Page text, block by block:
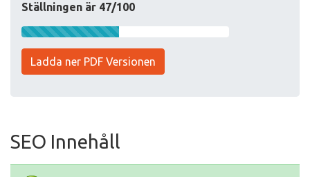
Ställningen är 47/100
Ladda ner PDF Versionen
SEO Innehåll